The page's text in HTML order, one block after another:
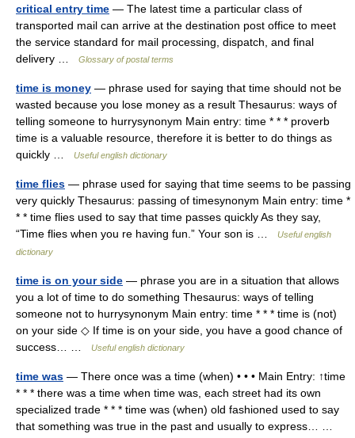
critical entry time — The latest time a particular class of
transported mail can arrive at the destination post office to meet
the service standard for mail processing, dispatch, and final
delivery …
Glossary of postal terms
time is money — phrase used for saying that time should not be
wasted because you lose money as a result Thesaurus: ways of
telling someone to hurrysynonym Main entry: time * * * proverb
time is a valuable resource, therefore it is better to do things as
quickly …
Useful english dictionary
time flies — phrase used for saying that time seems to be passing
very quickly Thesaurus: passing of timesynonym Main entry: time *
* * time flies used to say that time passes quickly As they say,
“Time flies when you re having fun.” Your son is …
Useful english
dictionary
time is on your side — phrase you are in a situation that allows
you a lot of time to do something Thesaurus: ways of telling
someone not to hurrysynonym Main entry: time * * * time is (not)
on your side ◇ If time is on your side, you have a good chance of
success… …
Useful english dictionary
time was — There once was a time (when) • • • Main Entry: ↑time
* * * there was a time when time was, each street had its own
specialized trade * * * time was (when) old fashioned used to say
that something was true in the past and usually to express… …